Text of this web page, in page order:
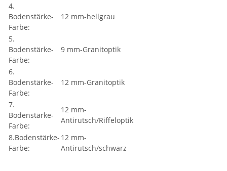
4.
Bodenstärke-
Farbe:
12 mm-hellgrau
5.
Bodenstärke-
Farbe:
9 mm-Granitoptik
6.
Bodenstärke-
Farbe:
12 mm-Granitoptik
7.
Bodenstärke-
Farbe:
12 mm-
Antirutsch/Riffeloptik
8.Bodenstärke-
Farbe:
12 mm-
Antirutsch/schwarz